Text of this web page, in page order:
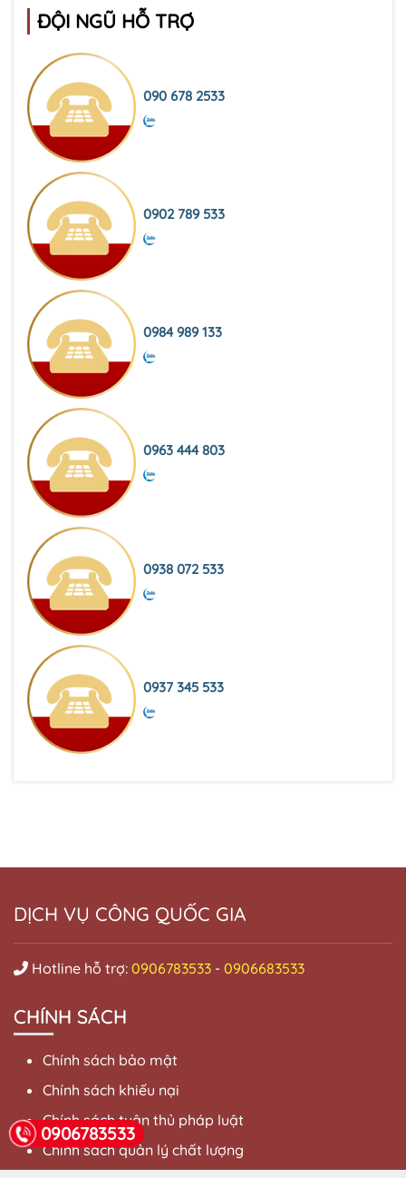
ĐỘI NGŨ HỖ TRỢ
090 678 2533
0902 789 533
0984 989 133
0963 444 803
0938 072 533
0937 345 533
DỊCH VỤ CÔNG QUỐC GIA
Hotline hỗ trợ: 0906783533 - 0906683533
0906783533
CHÍNH SÁCH
Chính sách bảo mật
Chính sách khiếu nại
Chính sách tuân thủ pháp luật
Chính sách quản lý chất lượng